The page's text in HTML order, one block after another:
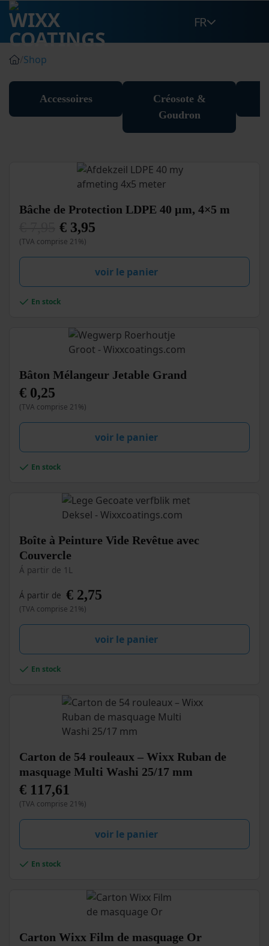
Passer
au
contenu
FR
Shop
Accessoires
Créosote &
Goudron
Bâche de Protection LDPE 40 µm, 4×5 m
prix
était :
€ 3,95
prix
est :
(TVA comprise 21%)
voir le panier
En stock
Bâton Mélangeur Jetable Grand
€ 0,25
(TVA comprise 21%)
voir le panier
En stock
Boîte à Peinture Vide Revêtue avec
Couvercle
Á partir de 1L
Á partir de € 2,75
(TVA comprise 21%)
voir le panier
Ce
produit
a
plusieurs
Les
options
sur
la En stock
Carton de 54 rouleaux – Wixx Ruban de
masquage Multi Washi 25/17 mm
€ 117,61
(TVA comprise 21%)
voir le panier
En stock
Carton Wixx Film de masquage Or
Ce